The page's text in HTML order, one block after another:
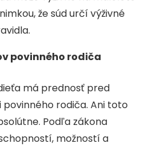
že súd určí výživné
povinného rodiča
má prednosť pred
rodiča. Ani toto
Podľa zákona
možností a